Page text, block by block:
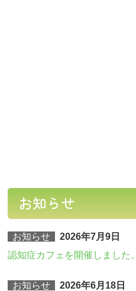
お知らせ
お知らせ 2026年7月9 日
認知症カフェを開催しました。
お知らせ
2026年6月18日